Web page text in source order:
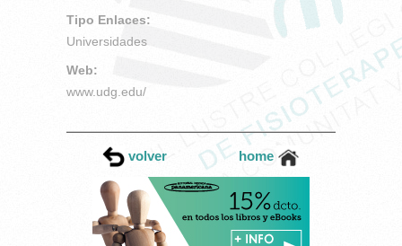
Tipo Enlaces:
Universidades
Web:
www.udg.edu/
volver home